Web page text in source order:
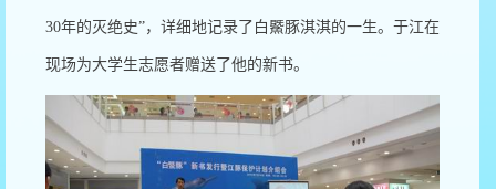
30年的灭绝史”，详细地记录了白鱀豚淇淇的一生。于江在
现场为大学生志愿者赠送了他的新书。